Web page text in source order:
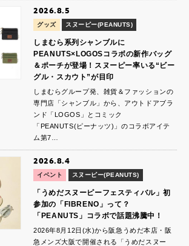
2026.8.5
グッズ スヌーピー(PEANUTS)
しまむら系列シャンブルに
PEANUTS×LOGOSコラボの新作バッグ
＆ポーチが登場！スヌーピー率いる“ビー
グル・スカウト”が目印
しまむらグループ発、雑貨＆ファッションの
専門店「シャンブル」から、アウトドアブラ
ンド「LOGOS」とコミック
「PEANUTS(ピーナッツ)」のコラボアイテ
ム第7…
2026.8.4
イベント スヌーピー(PEANUTS)
「うめだスヌーピーフェスティバル」初
参加の「FIBRENO」って？
「PEANUTS」コラボで話題沸騰中！
2026年8月12日(水)から阪急うめだ本店・阪
急メンズ大阪で開催される「うめだスヌー